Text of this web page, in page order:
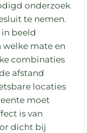
onderzoek
te nemen.
beeld
mate en
combinaties
afstand
locaties
moet
is van
dicht bij